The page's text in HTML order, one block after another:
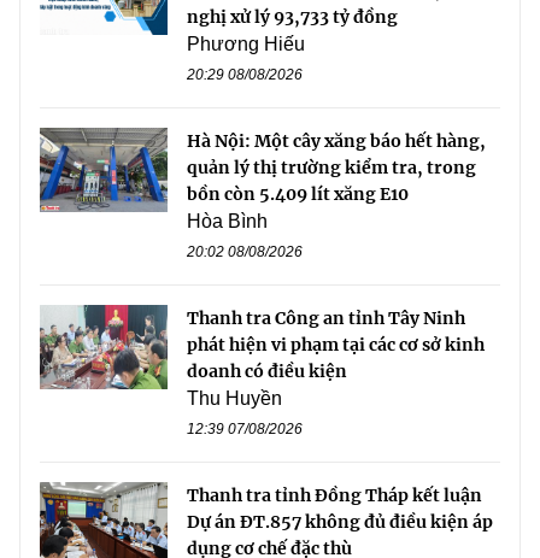
nghị xử lý 93,733 tỷ đồng
Phương Hiếu
20:29 08/08/2026
Hà Nội: Một cây xăng báo hết hàng,
quản lý thị trường kiểm tra, trong
bồn còn 5.409 lít xăng E10
Hòa Bình
20:02 08/08/2026
Thanh tra Công an tỉnh Tây Ninh
phát hiện vi phạm tại các cơ sở kinh
doanh có điều kiện
Thu Huyền
12:39 07/08/2026
Thanh tra tỉnh Đồng Tháp kết luận
Dự án ĐT.857 không đủ điều kiện áp
dụng cơ chế đặc thù